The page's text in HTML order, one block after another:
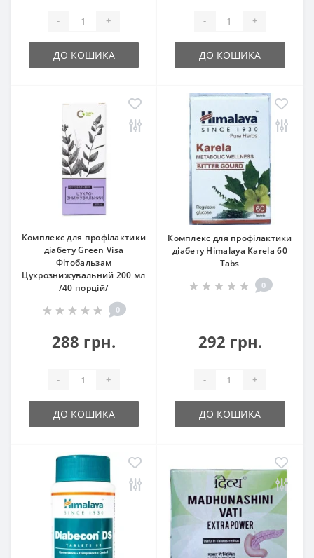
- +
ДО КОШИКА
- +
ДО КОШИКА
Комплекс для профілактики
діабету Green Visa
Фітобальзам
Цукрознижувальний 200 мл
/40 порцій/
0
288 грн.
- +
ДО КОШИКА
Комплекс для профілактики
діабету Himalaya Karela 60
Tabs
0
292 грн.
- +
ДО КОШИКА